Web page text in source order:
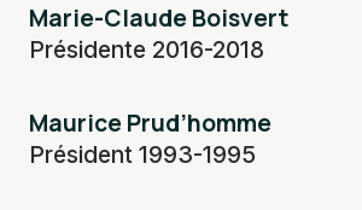
Marie-Claude Boisvert
Présidente 2016-2018
Maurice Prud’homme
Président 1993-1995